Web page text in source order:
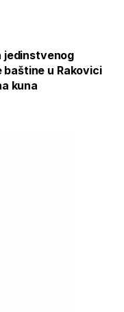
jedinstvenog
baštine u Rakovici
kuna